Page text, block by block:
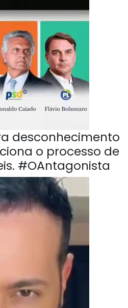
desconhecimento
o processo de
#OAntagonista